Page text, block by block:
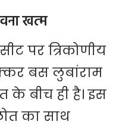
खत्म
पर त्रिकोणीय
बस लुबांराम
के बीच ही है। इस
का साथ